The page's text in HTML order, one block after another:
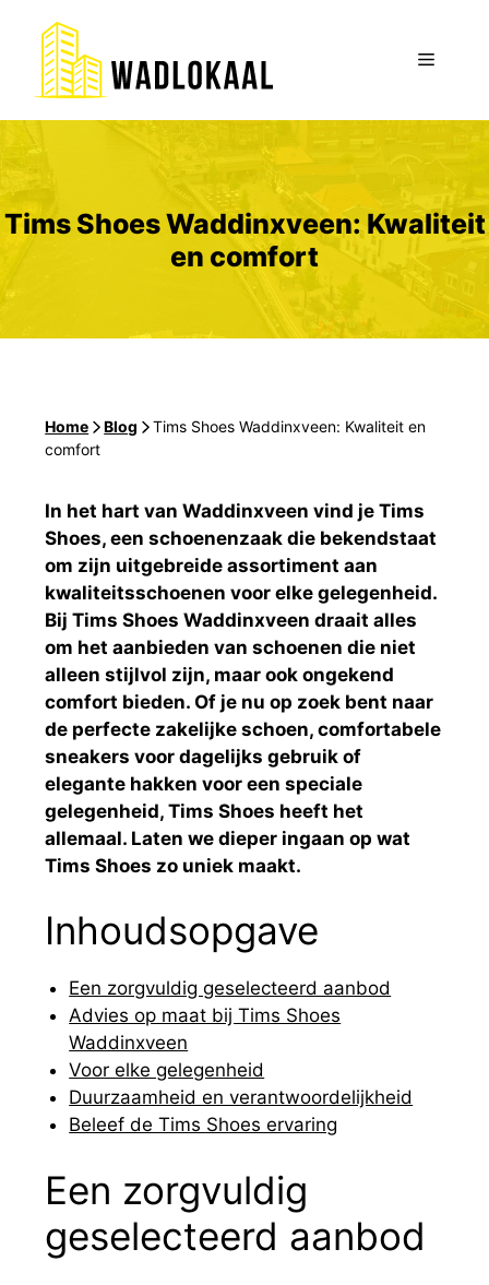
inhoud
Menu
Tims Shoes Waddinxveen: Kwaliteit
en comfort
Home -Blog -Tims Shoes Waddinxveen: Kwaliteit en
comfort
In het hart van Waddinxveen vind je Tims
Shoes, een schoenenzaak die bekendstaat
om zijn uitgebreide assortiment aan
kwaliteitsschoenen voor elke gelegenheid.
Bij Tims Shoes Waddinxveen draait alles
om het aanbieden van schoenen die niet
alleen stijlvol zijn, maar ook ongekend
comfort bieden. Of je nu op zoek bent naar
de perfecte zakelijke schoen, comfortabele
sneakers voor dagelijks gebruik of
elegante hakken voor een speciale
gelegenheid, Tims Shoes heeft het
allemaal. Laten we dieper ingaan op wat
Tims Shoes zo uniek maakt.
Inhoudsopgave
Een zorgvuldig geselecteerd aanbod
Advies op maat bij Tims Shoes
Waddinxveen
Voor elke gelegenheid
Duurzaamheid en verantwoordelijkheid
Beleef de Tims Shoes ervaring
Een zorgvuldig
geselecteerd aanbod